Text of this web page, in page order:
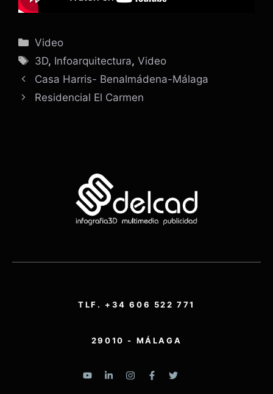
Categorías
Video
Etiquetas
3D, Infoarquitectura,Video
Casa Harris- Benalmádena-Málaga
Residencial El Carmen
TLF. +34 606 522 771
29010 - MÁLAGA